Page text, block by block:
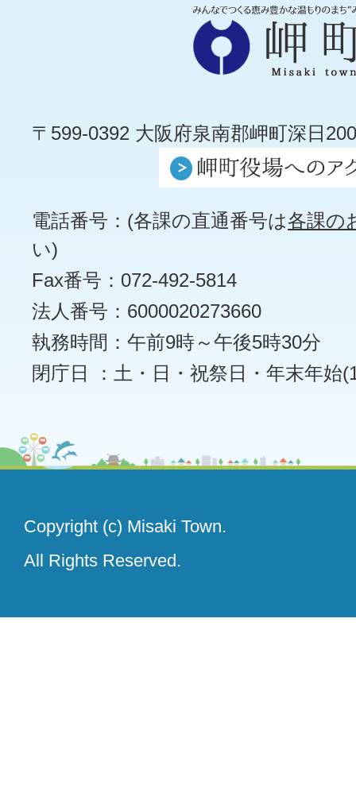
〒599-0392 大阪府泉南郡岬町深日
電話番号：(各課の直通番号は各課の
い)
Fax番号：072-492-5814
法人番号：6000020273660
執務時間：午前9時～午後5時30分
閉庁日 ：土・日・祝祭日・年末年始
Copyright (c) Misaki Town.
All Rights Reserved.